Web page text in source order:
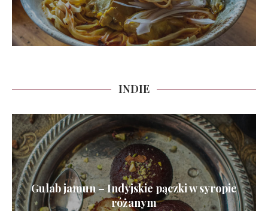
INDIE
Gulab jamun – Indyjskie pączki w syropie
różanym